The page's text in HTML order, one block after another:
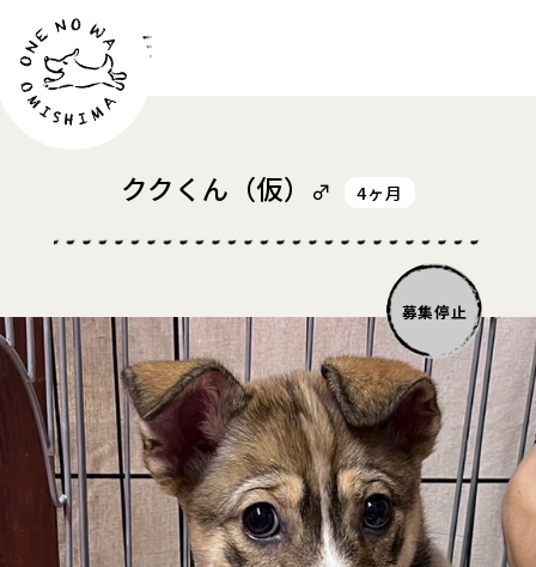
お問い合わせ
ククくん （仮） ♂ 4ヶ月
募集停止